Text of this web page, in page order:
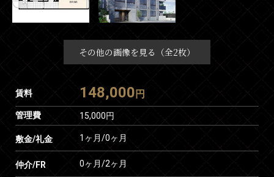
その他の画像を見る（全2枚）
賃料 148,000 円
管理費 15,000円
敷金/礼金 1ヶ月/0ヶ月
仲介/FR 0ヶ月/2ヶ月